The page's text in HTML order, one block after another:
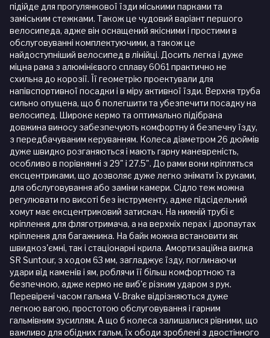
підійде для прогулянкової їзди міськими парками та
заміським стежками. Також це чудовий варіант першого
велосипеда, адже він оснащений якісними і простими в
обслуговуванні комплектуючими, а також це
найдоступніший велосипед в лінійці. Досить легка і дуже
міцна рама з алюмінієвого сплаву 6061 практично не
схильна до корозії. Її геометрію проектували для
напівспортивної посадки і в міру активної їзди. Верхня труба
сильно опущена, що б полегшити та убезпечити посадку на
велосипед. Широке кермо та оптимально підібрана
довжина виносу забезпечують комфортну й безпечну їзду,
з передбачуваним керуванням. Колеса діаметром 26 дюймів
дуже швидко розганяються і мають гарну маневреність,
особливо в порівнянні з 29" і 27.5". До рами вони кріпляться
ексцентриками, що дозволяє дуже легко знімати їх руками,
для обслуговування або заміни камери. Сідло теж можна
регулювати по висоті без інструменту, адже підсідельний
хомут має ексцентриковий затискач. На нижній трубі є
кріплення для фляготримача, а на верхніх перах і дропаутах
кріплення для багажника. На байк можна встановити як
швидкоз'ємні, так і стаціонарні крила. Амортизаційна вилка
SR Suntour, з ходом 63 мм, загладжує їзду, поглинаючи
удари від каменів і ям, роблячи її більш комфортною та
безпечною, адже кермо не виб'є різким ударом з рук.
Перевірені часом гальма V-Brake відрізняються дуже
легкою вагою, простотою обслуговування і гарним
гальмівним зусиллям. А що б колеса залишалися рівними, що
важливо для обідних гальм, їх ободи зроблені з двостінного